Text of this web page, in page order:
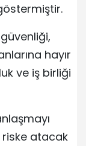
hayır
ve iş birliği
riske atacak